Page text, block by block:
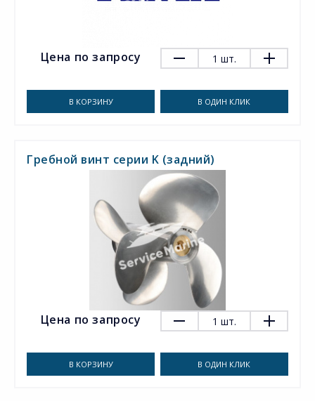
Цена по запросу 1 шт.
В КОРЗИНУ В ОДИН КЛИК
Гребной винт серии K (задний)
Цена по запросу 1 шт.
В КОРЗИНУ В ОДИН КЛИК